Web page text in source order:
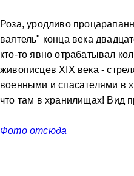
Роза, уродливо
ваятель" конца века
кто-то явно отрабатывал
живописцев XIX века -
военными и спасателями в
что там в хранилищах! Вид
Фото отсюда